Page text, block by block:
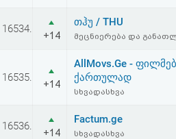
16534.
+14
თჰუ / THU
მეცნიერება და
16535.
+14
AllMovs.Ge -
ქართულად
სხვადასხვა
16536.
+14
Factum.ge
სხვადასხვა